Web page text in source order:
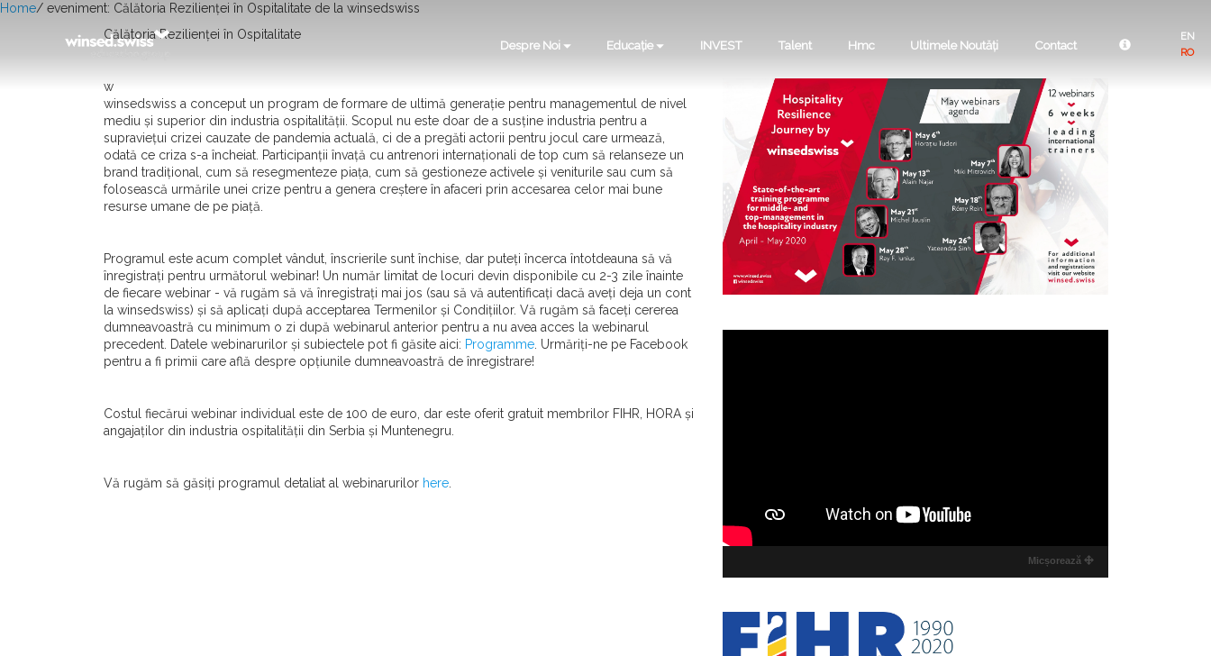
Despre Noi Educație INVEST Talent Hmc Ultimele Noutăți Contact
EN
RO
Home/ eveniment: Călătoria Rezilienței în Ospitalitate de la winsedswiss
Călătoria Rezilienței în Ospitalitate
w
winsedswiss a conceput un program de formare de ultimă generație pentru managementul de nivel
mediu și superior din industria ospitalității. Scopul nu este doar de a susține industria pentru a
supraviețui crizei cauzate de pandemia actuală, ci de a pregăti actorii pentru jocul care urmează,
odată ce criza s-a încheiat. Participanții învață cu antrenori internaționali de top cum să relanseze un
brand tradițional, cum să resegmenteze piața, cum să gestioneze activele și veniturile sau cum să
folosească urmările unei crize pentru a genera creștere în afaceri prin accesarea celor mai bune
resurse umane de pe piață.
Programul este acum complet vândut, înscrierile sunt închise, dar puteți încerca întotdeauna să vă
înregistrați pentru următorul webinar! Un număr limitat de locuri devin disponibile cu 2-3 zile înainte
de fiecare webinar - vă rugăm să vă înregistrați mai jos (sau să vă autentificați dacă aveți deja un cont
la winsedswiss) și să aplicați după acceptarea Termenilor și Condițiilor. Vă rugăm să faceți cererea
dumneavoastră cu minimum o zi după webinarul anterior pentru a nu avea acces la webinarul
precedent. Datele webinarurilor și subiectele pot fi găsite aici: Programme. Urmăriți-ne pe Facebook
pentru a fi primii care află despre opțiunile dumneavoastră de înregistrare!
Costul fiecărui webinar individual este de 100 de euro, dar este oferit gratuit membrilor FIHR, HORA și
angajaților din industria ospitalității din Serbia și Muntenegru.
Vă rugăm să găsiți programul detaliat al webinarurilor here.
Micșorează